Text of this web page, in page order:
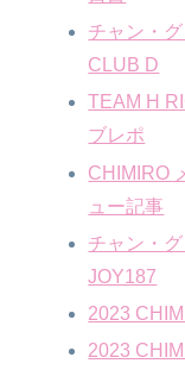
チャン・
CLUB D
TEAM H
ブレポ
CHIMIRO
ュー記事
チャン・
JOY187
2023
2023